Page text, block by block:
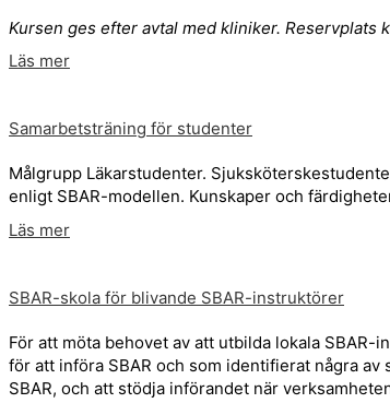
Kursen ges efter avtal med kliniker. Reservplats
Läs mer
Samarbetsträning för studenter
Målgrupp Läkarstudenter.
enligt SBAR-modellen. Kunskaper och
Läs mer
SBAR-skola för blivande SBAR-instruktörer
För att möta behovet av att utbilda lokala
för att införa SBAR och som identifierat några
SBAR, och att stödja införandet när